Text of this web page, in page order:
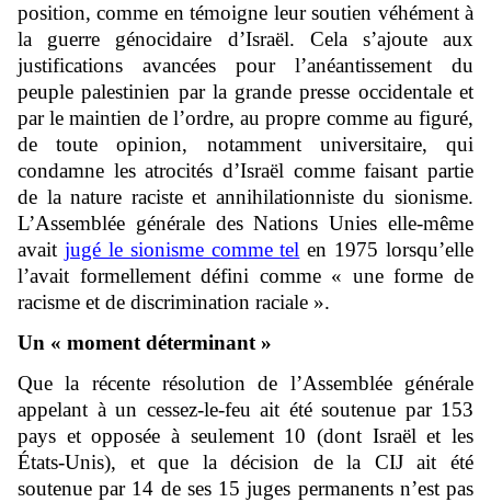
position, comme en témoigne leur soutien véhément à
la guerre génocidaire d’Israël. Cela s’ajoute aux
justifications avancées pour l’anéantissement du
peuple palestinien par la grande presse occidentale et
par le maintien de l’ordre, au propre comme au figuré,
de toute opinion, notamment universitaire, qui
condamne les atrocités d’Israël comme faisant partie
de la nature raciste et annihilationniste du sionisme.
L’Assemblée générale des Nations Unies elle-même
avait jugé le sionisme comme tel en 1975 lorsqu’elle
l’avait formellement défini comme « une forme de
racisme et de discrimination raciale ».
Un « moment déterminant »
Que la récente résolution de l’Assemblée générale
appelant à un cessez-le-feu ait été soutenue par 153
pays et opposée à seulement 10 (dont Israël et les
États-Unis), et que la décision de la CIJ ait été
soutenue par 14 de ses 15 juges permanents n’est pas